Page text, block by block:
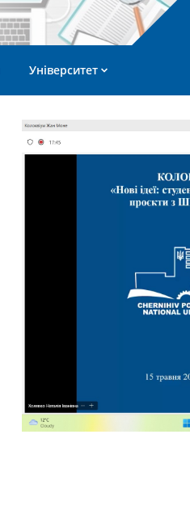
Університет